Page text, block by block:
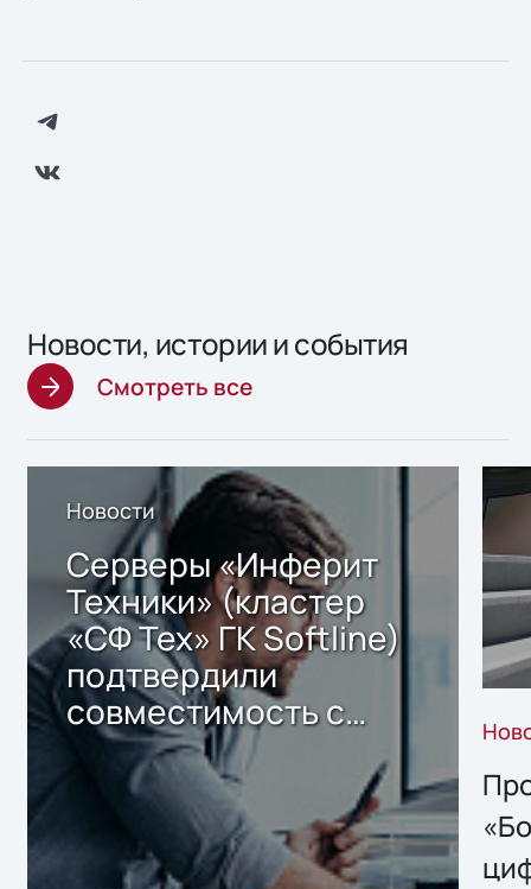
Новости, истории и события
Смотреть все
Новости
Серверы «Инферит
Техники» (кластер
«СФ Тех» ГК Softline)
подтвердили
совместимость с
решением Sharx
Storage 2.x для
хранения данных